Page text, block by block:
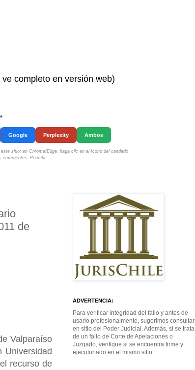
completo en versión web)
Google Perplexity Ambos
sitio: en Chrome/Edge, haga clic en el ícono del candado
emergentes: Permitir.
de
Valparaíso
Universidad
recurso de
ADVERTENCIA:
Para verificar integridad del fallo y antes de
usarlo profesionalmente, sugerimos consultar
en sitio del Poder Judicial. Además, si se trata
de un fallo de Corte de Apelaciones o
Juzgado, verifique si se encuentra firme y
ejecutoriado en el mismo sitio.